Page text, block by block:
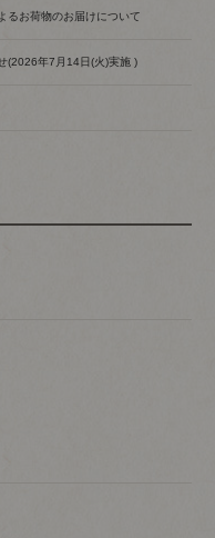
るお荷物のお届けについて
(2026年7月14日(火)実施 )